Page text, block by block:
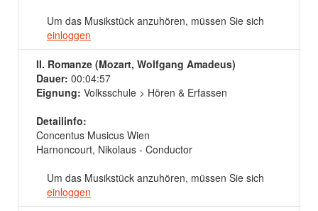
Um das Musikstück anzuhören, müssen Sie sich
einloggen
II. Romanze (Mozart, Wolfgang Amadeus)
Dauer: 00:04:57
Eignung: Volksschule > Hören & Erfassen
Detailinfo:
Concentus Musicus Wien
Harnoncourt, Nikolaus - Conductor
Um das Musikstück anzuhören, müssen Sie sich
einloggen